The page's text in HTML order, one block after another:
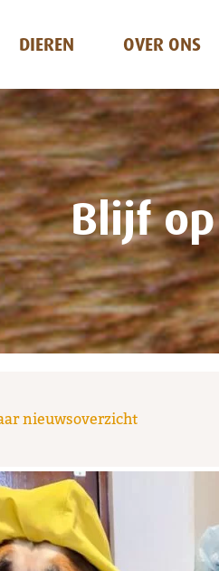
DIEREN OVER ONS
Blijf
nieuwsoverzicht